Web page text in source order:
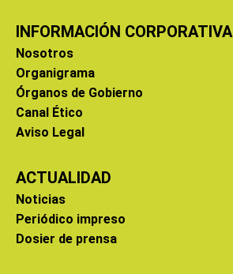
INFORMACIÓN CORPORATIVA
Nosotros
Organigrama
Órganos de Gobierno
Canal Ético
Aviso Legal
ACTUALIDAD
Noticias
Periódico impreso
Dosier de prensa